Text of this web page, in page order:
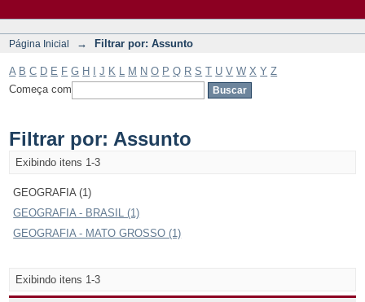
Página Inicial → Filtrar por: Assunto
A B C D E F G H J K M N O P Q R S T U V W X Y Z
Começa com
Filtrar por: Assunto
Exibindo itens 1-3
GEOGRAFIA (1)
GEOGRAFIA - BRASIL (1)
GEOGRAFIA - MATO GROSSO (1)
Exibindo itens 1-3